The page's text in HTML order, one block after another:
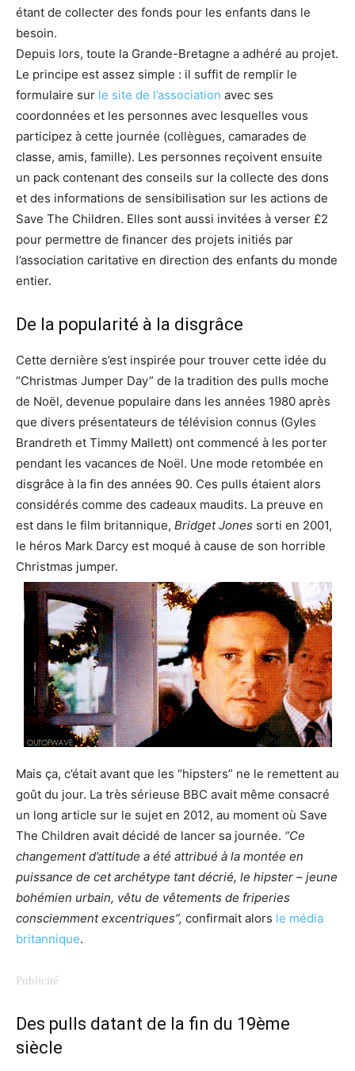
étant de collecter des fonds pour les enfants dans le
besoin.
Depuis lors, toute la Grande-Bretagne a adhéré au projet.
Le principe est assez simple : il suffit de remplir le
formulaire sur le site de l’association avec ses
coordonnées et les personnes avec lesquelles vous
participez à cette journée (collègues, camarades de
classe, amis, famille). Les personnes reçoivent ensuite
un pack contenant des conseils sur la collecte des dons
et des informations de sensibilisation sur les actions de
Save The Children. Elles sont aussi invitées à verser £2
pour permettre de financer des projets initiés par
l’association caritative en direction des enfants du monde
entier.
De la popularité à la disgrâce
Cette dernière s’est inspirée pour trouver cette idée du
“Christmas Jumper Day” de la tradition des pulls moche
de Noël, devenue populaire dans les années 1980 après
que divers présentateurs de télévision connus (Gyles
Brandreth et Timmy Mallett) ont commencé à les porter
pendant les vacances de Noël. Une mode retombée en
disgrâce à la fin des années 90. Ces pulls étaient alors
considérés comme des cadeaux maudits. La preuve en
est dans le film britannique, Bridget Jones sorti en 2001,
le héros Mark Darcy est moqué à cause de son horrible
Christmas jumper.
Mais ça, c’était avant que les “hipsters” ne le remettent au
goût du jour. La très sérieuse BBC avait même consacré
un long article sur le sujet en 2012, au moment où Save
The Children avait décidé de lancer sa journée. “Ce
changement d’attitude a été attribué à la montée en
puissance de cet archétype tant décrié, le hipster – jeune
bohémien urbain, vêtu de vêtements de friperies
consciemment excentriques”, confirmait alors le média
britannique.
Des pulls datant de la fin du 19ème
siècle